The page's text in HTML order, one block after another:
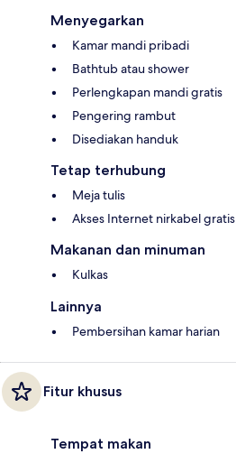
Menyegarkan
Kamar mandi pribadi
Bathtub atau shower
Perlengkapan mandi gratis
Pengering rambut
Disediakan handuk
Tetap terhubung
Meja tulis
Akses Internet nirkabel gratis
Makanan dan minuman
Kulkas
Lainnya
Pembersihan kamar harian
Fitur khusus
Tempat makan